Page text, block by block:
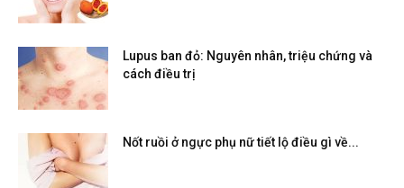
Lupus ban đỏ: Nguyên nhân, triệu chứng và
cách điều trị
Nốt ruồi ở ngực phụ nữ tiết lộ điều gì về...